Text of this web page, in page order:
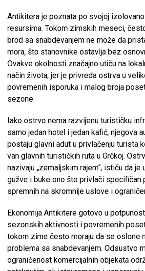
Antikitera je poznata po svojoj
resursima. Tokom zimskih meseci,
brod sa snabdevanjem ne može da
mora, što stanovnike ostavlja bez
Ovakve okolnosti značajno utiču na
način života, jer je privreda ostrva u
povremenih isporuka i malog broja
sezone.
Iako ostrvo nema razvijenu turističku
samo jedan hotel i jedan kafić, njegova
postaju glavni adut u privlačenju turista
van glavnih turističkih ruta u Grčkoj.
nazivaju „zemaljskim rajem“, ističu da je
gužve i buke ono što privlači specifičan
spremnih na skromnije uslove i
Ekonomija Antikitere gotovo u
sezonskih aktivnosti i povremenih
tokom zime često moraju da se oslone
problema sa snabdevanjem. Odsustvo
ograničenost komercijalnih objekata